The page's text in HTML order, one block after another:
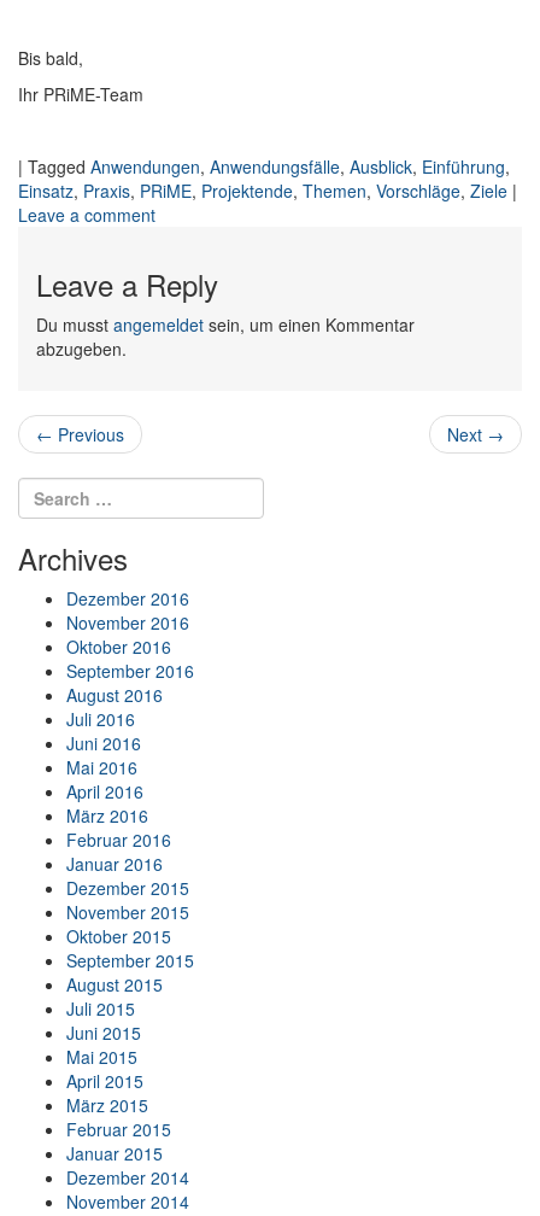
Bis bald,
Ihr PRiME-Team
| Tagged Anwendungen, Anwendungsfälle, Ausblick, Einführung,
Einsatz, Praxis, PRiME, Projektende, Themen, Vorschläge, Ziele |
Leave a comment
Leave a Reply
Du musst angemeldet sein, um einen Kommentar
abzugeben.
Post navigation
← Previous Next →
Search for:
Archives
Dezember 2016
November 2016
Oktober 2016
September 2016
August 2016
Juli 2016
Juni 2016
Mai 2016
April 2016
März 2016
Februar 2016
Januar 2016
Dezember 2015
November 2015
Oktober 2015
September 2015
August 2015
Juli 2015
Juni 2015
Mai 2015
April 2015
März 2015
Februar 2015
Januar 2015
Dezember 2014
November 2014